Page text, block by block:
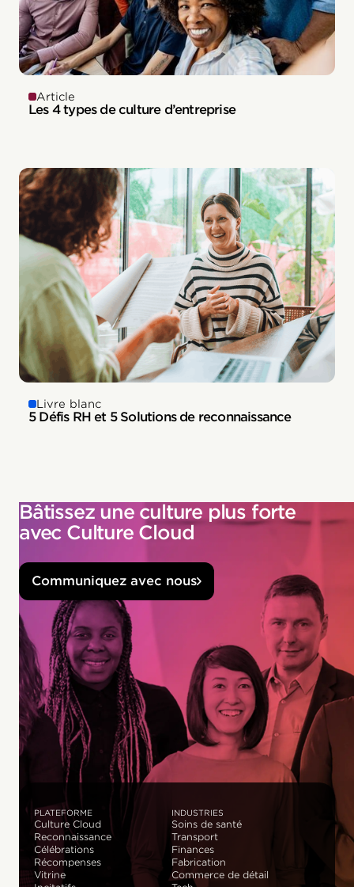
Article
Les 4 types de culture d’entreprise
Livre blanc
5 Défis RH et 5 Solutions de reconnaissance
Bâtissez une culture plus forte
avec Culture Cloud
Communiquez avec nous
PLATEFORME
Culture Cloud
Reconnaissance
Célébrations
Récompenses
Vitrine
INDUSTRIES
Soins de santé
Transport
Finances
Fabrication
Commerce de détail